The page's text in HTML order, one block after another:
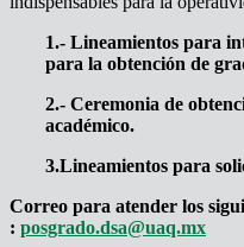
1.- Lineamientos para
para la obtención de
2.- Ceremonia de
académico.
3.Lineamientos para
Correo para atender los
: posgrado.dsa@uaq.mx